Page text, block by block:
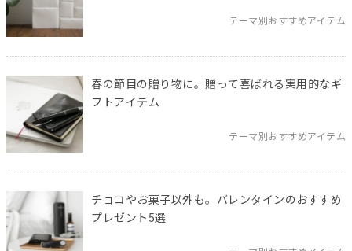
テーマ別おすすめアイテム
春の節目の贈り物に。贈って喜ばれる実用的なギ
フトアイテム
テーマ別おすすめアイテム
チョコやお菓子以外も。バレンタインのおすすめ
プレゼント5選